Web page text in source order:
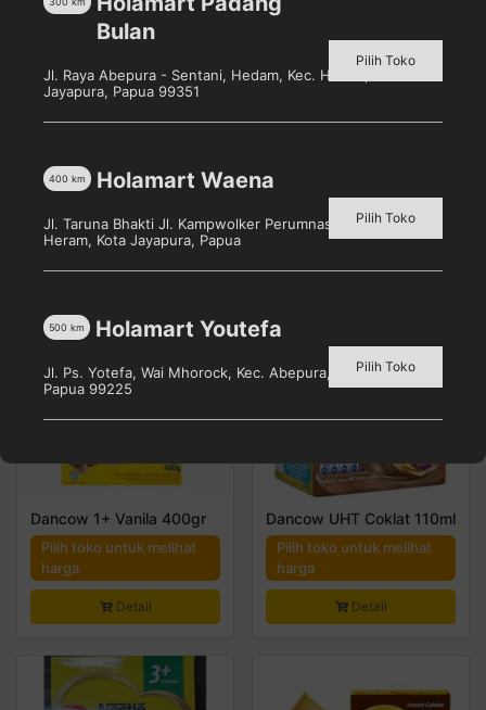
EXCELNUTRI+ yang merupakan inovasi terbaru dari
Nestlé Research Centre dengan formula yang telah
disempurnakan. Mengandung 3 nutrisi penting untuk
perlindungan, perkembangan otak, dan pertumbuhan
Produk Terkait
Dancow 1+ Vanila 400gr
Pilih toko untuk melihat
harga
Detail
Dancow UHT Coklat 110ml
Pilih toko untuk melihat
harga
Detail
Bulan
Jl. Raya Abepura - Sentani, Hedam, Kec. Heram, Kota
Jayapura, Papua 99351
Pilih Toko
Holamart Waena
400 km
Jl. Taruna Bhakti Jl. Kampwolker Perumnas 3, Waena, Kec.
Heram, Kota Jayapura, Papua
Pilih Toko
Holamart Youtefa
500 km
Jl. Ps. Yotefa, Wai Mhorock, Kec. Abepura, Kota Jayapura,
Papua 99225
Pilih Toko